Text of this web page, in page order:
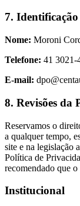
7.
Nome: Moroni
Telefone: 41 3021-
E-mail:
8. Revisões da
Reservamos o
a qualquer tempo,
site e na legislação
Política de
recomendado que
Institucional